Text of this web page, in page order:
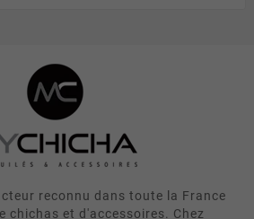
reconnu dans toute la France
chichas et d'accessoires. Chez